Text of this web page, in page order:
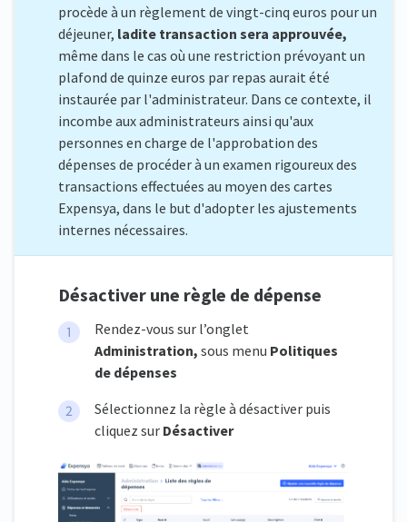
procède à un règlement de vingt-cinq euros pour un
déjeuner, ladite transaction sera approuvée,
même dans le cas où une restriction prévoyant un
plafond de quinze euros par repas aurait été
instaurée par l'administrateur. Dans ce contexte, il
incombe aux administrateurs ainsi qu'aux
personnes en charge de l'approbation des
dépenses de procéder à un examen rigoureux des
transactions effectuées au moyen des cartes
Expensya, dans le but d'adopter les ajustements
internes nécessaires.
Désactiver une règle de dépense
Rendez-vous sur l’onglet
Administration, sous menu Politiques
de dépenses
Sélectionnez la règle à désactiver puis
cliquez sur Désactiver